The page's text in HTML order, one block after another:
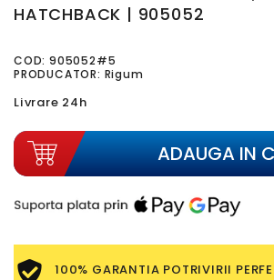
HATCHBACK | 905052
COD: 905052#5
PRODUCATOR: Rigum
Livrare 24h
ADAUGA IN
100% GARANTIA POTRIVIRII